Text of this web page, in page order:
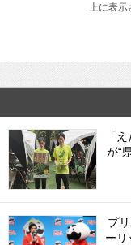
上に表
「
が“
プ
ー